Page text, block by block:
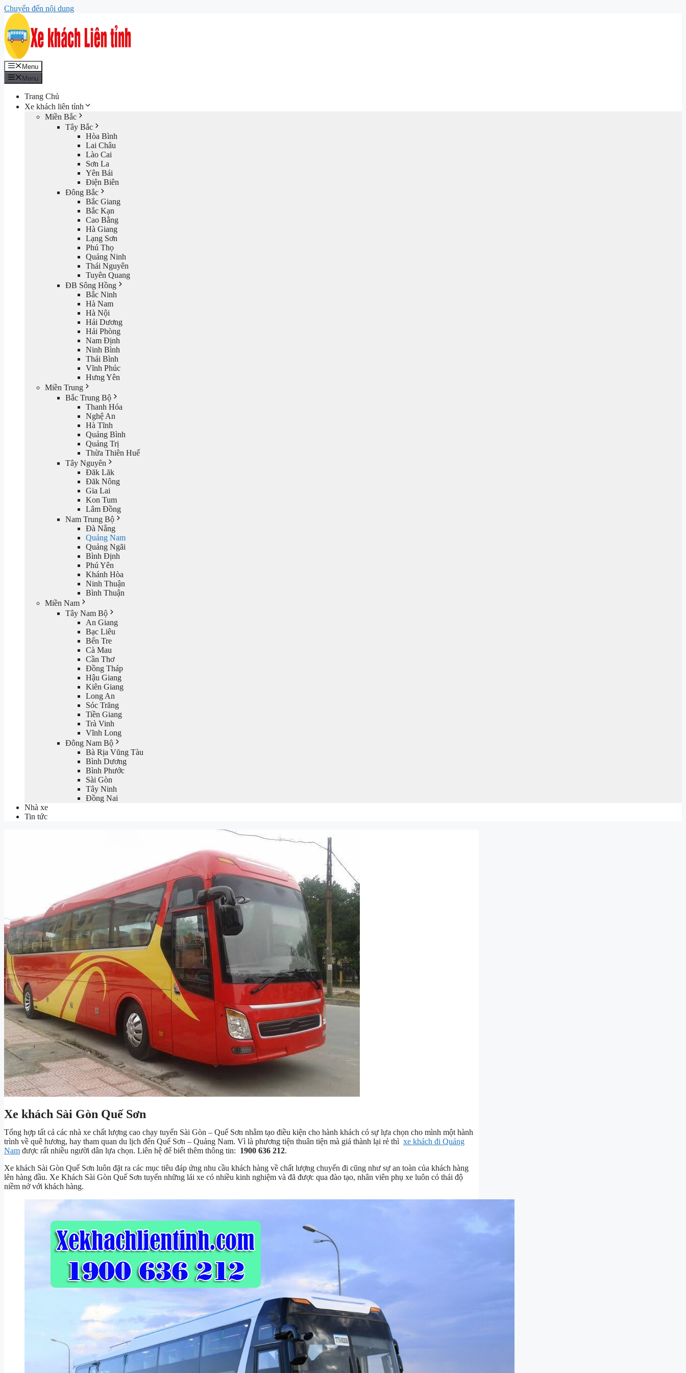
Chuyển đến nội dung
Menu
Menu
Trang Chủ
Xe khách liên tỉnh
Miền Bắc
Tây Bắc
Hòa Bình
Lai Châu
Lào Cai
Sơn La
Yên Bái
Điện Biên
Đông Bắc
Bắc Giang
Bắc Kạn
Cao Bằng
Hà Giang
Lạng Sơn
Phú Thọ
Quảng Ninh
Thái Nguyên
Tuyên Quang
ĐB Sông Hồng
Bắc Ninh
Hà Nam
Hà Nội
Hải Dương
Hải Phòng
Nam Định
Ninh Bình
Thái Bình
Vĩnh Phúc
Hưng Yên
Miền Trung
Bắc Trung Bộ
Thanh Hóa
Nghệ An
Hà Tĩnh
Quảng Bình
Quảng Trị
Thừa Thiên Huế
Tây Nguyên
Đăk Lăk
Đăk Nông
Gia Lai
Kon Tum
Lâm Đồng
Nam Trung Bộ
Đà Nẵng
Quảng Nam
Quảng Ngãi
Bình Định
Phú Yên
Khánh Hòa
Ninh Thuận
Bình Thuận
Miền Nam
Tây Nam Bộ
An Giang
Bạc Liêu
Bến Tre
Cà Mau
Cần Thơ
Đồng Tháp
Hậu Giang
Kiên Giang
Long An
Sóc Trăng
Tiền Giang
Trà Vinh
Vĩnh Long
Đông Nam Bộ
Bà Rịa Vũng Tàu
Bình Dương
Bình Phước
Sài Gòn
Tây Ninh
Đồng Nai
Nhà xe
Tin tức
Xe khách Sài Gòn Quế Sơn
Tổng hợp tất cả các nhà xe chất lượng cao chạy tuyến Sài Gòn – Quế Sơn nhằm tạo điều kiện cho hành khách có sự lựa chọn cho mình một hành
trình về quê hương, hay tham quan du lịch đến Quế Sơn – Quảng Nam. Vì là phương tiện thuân tiện mà giá thành lại rẻ thì xe khách đi Quảng
Nam được rất nhiều người dân lựa chọn. Liên hệ để biết thêm thông tin: 1900 636 212.
Xe khách Sài Gòn Quế Sơn luôn đặt ra các mục tiêu đáp ứng nhu cầu khách hàng về chất lượng chuyến đi cũng như sự an toàn của khách hàng
lên hàng đầu. Xe Khách Sài Gòn Quế Sơn tuyển những lái xe có nhiều kinh nghiệm và đã được qua đào tạo, nhân viên phụ xe luôn có thái độ
niềm nở với khách hàng.